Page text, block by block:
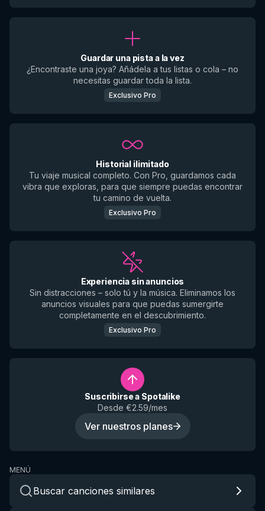
Guardar una pista a la vez
¿Encontraste una joya? Añádela a tus listas o cola – no
necesitas guardar toda la lista.
Exclusivo Pro
Historial ilimitado
Tu viaje musical completo. Con Pro, guardamos cada
vibra que exploras, para que siempre puedas encontrar
tu camino de vuelta.
Exclusivo Pro
Experiencia sin anuncios
Sin distracciones – solo tú y la música. Eliminamos los
anuncios visuales para que puedas sumergirte
completamente en el descubrimiento.
Exclusivo Pro
Suscribirse a Spotalike
Desde €2.59/mes
Ver nuestros planes
MENÚ
Buscar canciones similares